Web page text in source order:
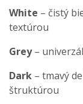
White – čistý
textúrou
Grey–
Dark – tmavý
štruktúrou